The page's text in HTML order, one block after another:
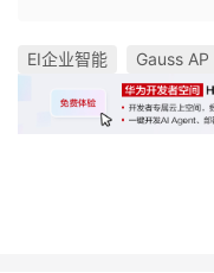
EI企业智能 Gauss AP